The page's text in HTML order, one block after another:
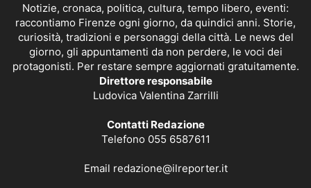
Notizie, cronaca, politica, cultura, tempo libero, eventi:
raccontiamo Firenze ogni giorno, da quindici anni. Storie,
curiosità, tradizioni e personaggi della città. Le news del
giorno, gli appuntamenti da non perdere, le voci dei
protagonisti. Per restare sempre aggiornati gratuitamente.
Direttore responsabile
Ludovica Valentina Zarrilli
Contatti Redazione
Telefono 055 6587611
Email redazione@ilreporter.it